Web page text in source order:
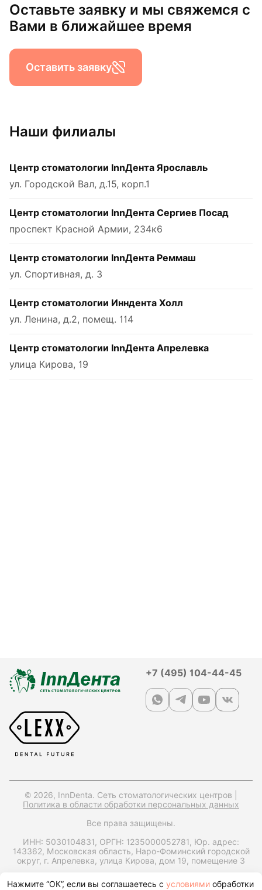
Оставьте заявку и мы свяжемся с
Вами в ближайшее время
Оставить заявку
Наши филиалы
Центр стоматологии InnДента Ярославль
ул. Городской Вал, д.15, корп.1
Центр стоматологии InnДента Сергиев Посад
проспект Красной Армии, 234к6
Центр стоматологии InnДента Реммаш
ул. Спортивная, д. 3
Центр стоматологии Инндента Холл
ул. Ленина, д.2, помещ. 114
Центр стоматологии InnДента Апрелевка
улица Кирова, 19
+7 (495) 104-44-45
© 2026, InnDenta. Сеть стоматологических центров |
Политика в области обработки персональных данных
Все права защищены.
ИНН: 5030104831, ОРГН: 1235000052781, Юр. адрес:
143362, Московская область, Наро-Фоминский городской
округ, г. Апрелевка, улица Кирова, дом 19, помещение 3
Запрос справки на налоговый вычет
Нажмите “ОК”, если вы соглашаетесь с условиями обработки